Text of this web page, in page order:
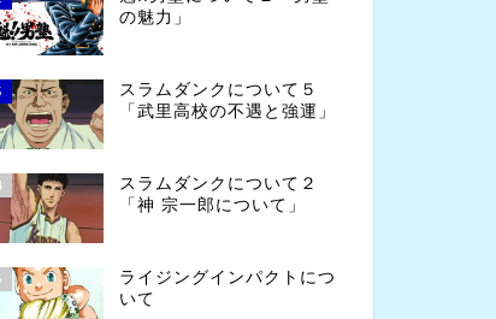
の魅力」
スラムダンクについて５
「武里高校の不遇と強運」
スラムダンクについて２
「神 宗一郎について」
ライジングインパクトにつ
いて